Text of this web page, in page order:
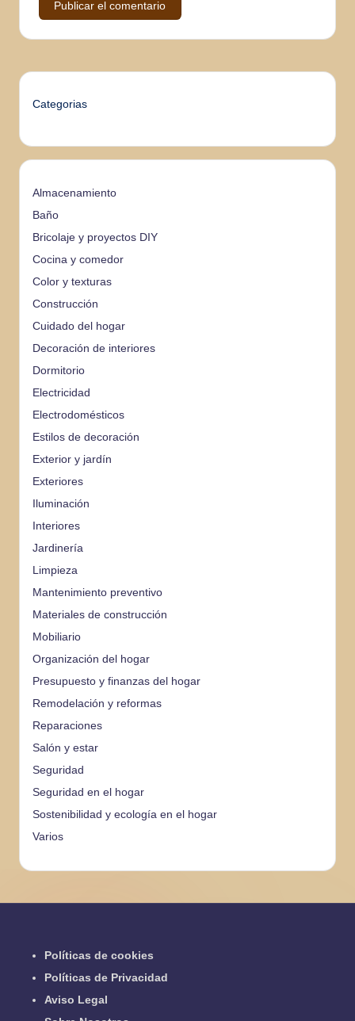
Categorias
Almacenamiento
Baño
Bricolaje y proyectos DIY
Cocina y comedor
Color y texturas
Construcción
Cuidado del hogar
Decoración de interiores
Dormitorio
Electricidad
Electrodomésticos
Estilos de decoración
Exterior y jardín
Exteriores
Iluminación
Interiores
Jardinería
Limpieza
Mantenimiento preventivo
Materiales de construcción
Mobiliario
Organización del hogar
Presupuesto y finanzas del hogar
Remodelación y reformas
Reparaciones
Salón y estar
Seguridad
Seguridad en el hogar
Sostenibilidad y ecología en el hogar
Varios
Políticas de cookies
Políticas de Privacidad
Aviso Legal